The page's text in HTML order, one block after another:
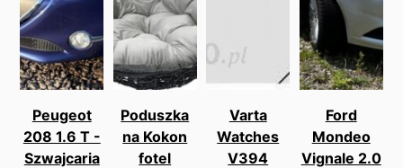
Peugeot
208 1.6 T -
Szwajcaria
Poduszka
na Kokon
fotel
Varta
Watches
V394
Ford
Mondeo
Vignale 2.0